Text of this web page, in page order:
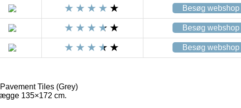
Besøg webshop
Besøg webshop
Besøg webshop
Tiles (Grey)
135×172 cm.